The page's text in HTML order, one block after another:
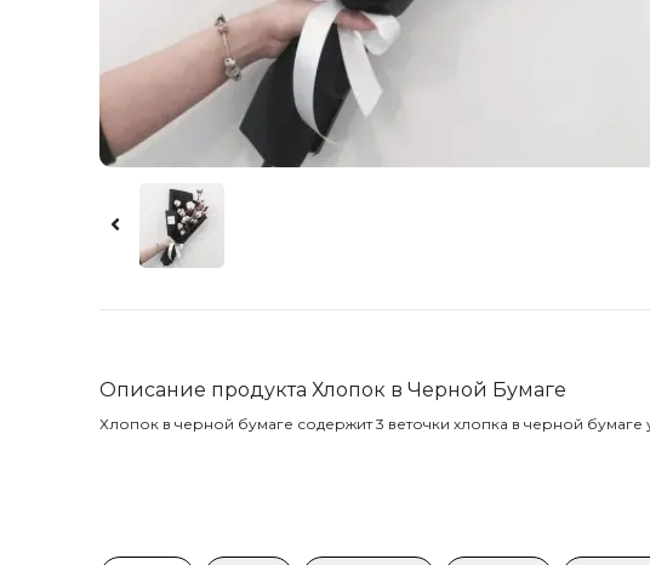
Описание продукта Хлопок в Черной Бумаге
Хлопок в черной бумаге содержит 3 веточки хлопка в черной